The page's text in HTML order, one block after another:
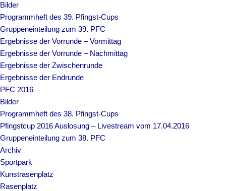
Bilder
Programmheft des 39. Pfingst-Cups
Gruppeneinteilung zum 39. PFC
Ergebnisse der Vorrunde – Vormittag
Ergebnisse der Vorrunde – Nachmittag
Ergebnisse der Zwischenrunde
Ergebnisse der Endrunde
PFC 2016
Bilder
Programmheft des 38. Pfingst-Cups
Pfingstcup 2016 Auslosung – Livestream vom 17.04.2016
Gruppeneinteilung zum 38. PFC
Archiv
Sportpark
Kunstrasenplatz
Rasenplatz